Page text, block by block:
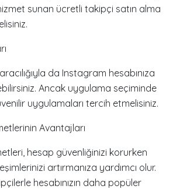
sunan ücretli takipçi satın alma
da Instagram hesabınıza
Ancak uygulama seçiminde
uygulamaları tercih etmelisiniz.
Avantajları
hesap güvenliğinizi korurken
artırmanıza yardımcı olur.
hesabınızın daha popüler